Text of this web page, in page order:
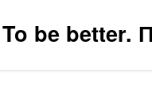
To be better.